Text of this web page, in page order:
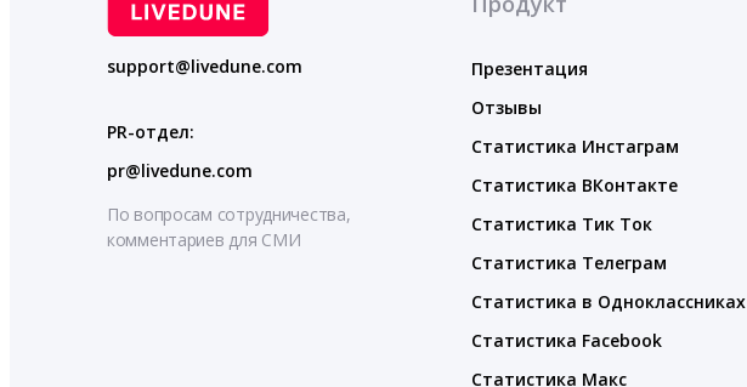
support@livedune.com
PR-отдел:
pr@livedune.com
По вопросам сотрудничества,
комментариев для СМИ
Презентация
Отзывы
Статистика Инстаграм
Статистика ВКонтакте
Статистика Тик Ток
Статистика Телеграм
Статистика в Одноклассниках
Статистика Facebook
Статистика Макс